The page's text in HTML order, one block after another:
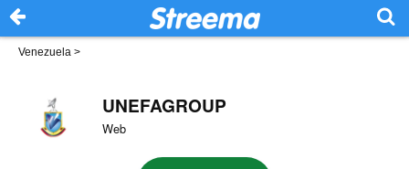
Venezuela >
UNEFAGROUP
Web